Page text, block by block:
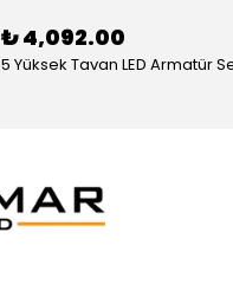
₺ 4,092.00
5 Yüksek Tavan LED Armatür